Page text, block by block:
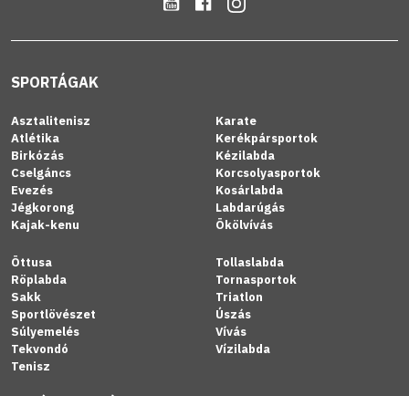
SPORTÁGAK
Asztalitenisz
Atlétika
Birkózás
Cselgáncs
Evezés
Jégkorong
Kajak-kenu
Karate
Kerékpársportok
Kézilabda
Korcsolyasportok
Kosárlabda
Labdarúgás
Ökölvívás
Öttusa
Röplabda
Sakk
Sportlövészet
Súlyemelés
Tekvondó
Tenisz
Tollaslabda
Tornasportok
Triatlon
Úszás
Vívás
Vízilabda